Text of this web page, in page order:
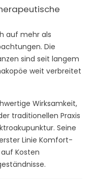
auf mehr als
Die
sind seit langem
weit verbreitet
Wirksamkeit,
traditionellen Praxis
Seine
Linie Komfort-
Kosten